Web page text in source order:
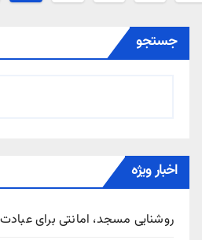
جستجو
اخبار ویژه
روشنایی مسجد، امانتی برای عبادت